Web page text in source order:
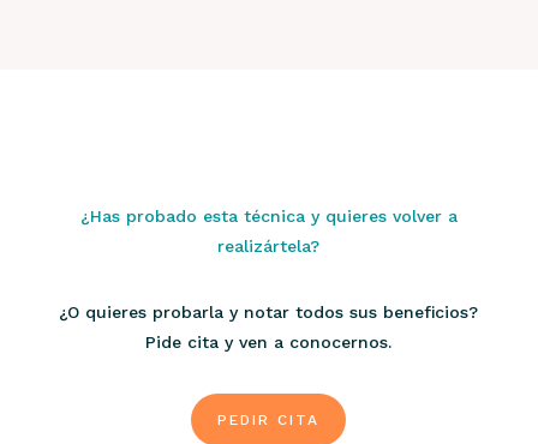
¿Has probado esta técnica y quieres volver a
realizártela?
¿O quieres probarla y notar todos sus beneficios?
Pide cita y ven a conocernos.
PEDIR CITA